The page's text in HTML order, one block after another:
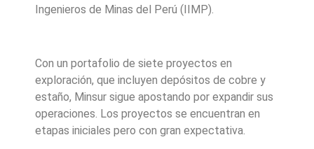
Ingenieros de Minas del Perú (IIMP).
Con un portafolio de siete proyectos en
exploración, que incluyen depósitos de cobre y
estaño, Minsur sigue apostando por expandir sus
operaciones. Los proyectos se encuentran en
etapas iniciales pero con gran expectativa.